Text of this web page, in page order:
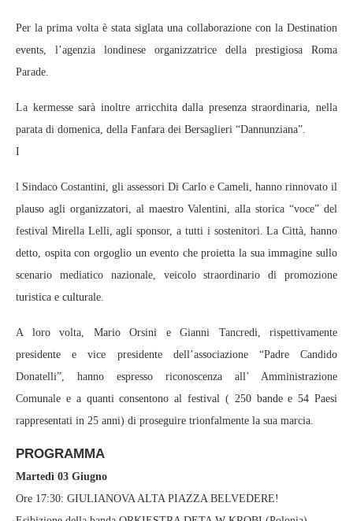
Per la prima volta è stata siglata una collaborazione con la Destination
events, l’agenzia londinese organizzatrice della prestigiosa Roma
Parade.
La kermesse sarà inoltre arricchita dalla presenza straordinaria, nella
parata di domenica, della Fanfara dei Bersaglieri “Dannunziana”.
I
l Sindaco Costantini, gli assessori Di Carlo e Cameli, hanno rinnovato il
plauso agli organizzatori, al maestro Valentini, alla storica “voce” del
festival Mirella Lelli, agli sponsor, a tutti i sostenitori. La Città, hanno
detto, ospita con orgoglio un evento che proietta la sua immagine sullo
scenario mediatico nazionale, veicolo straordinario di promozione
turistica e culturale.
A loro volta, Mario Orsini e Gianni Tancredi, rispettivamente
presidente e vice presidente dell’associazione “Padre Candido
Donatelli”, hanno espresso riconoscenza all’ Amministrazione
Comunale e a quanti consentono al festival ( 250 bande e 54 Paesi
rappresentati in 25 anni) di proseguire trionfalmente la sua marcia.
PROGRAMMA
Martedì 03 Giugno
Ore 17:30: GIULIANOVA ALTA PIAZZA BELVEDERE!